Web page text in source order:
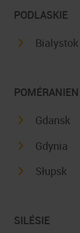
PODLASKIE
Bialystok
POMÉRANIEN
Gdansk
Gdynia
Słupsk
SILÉSIE